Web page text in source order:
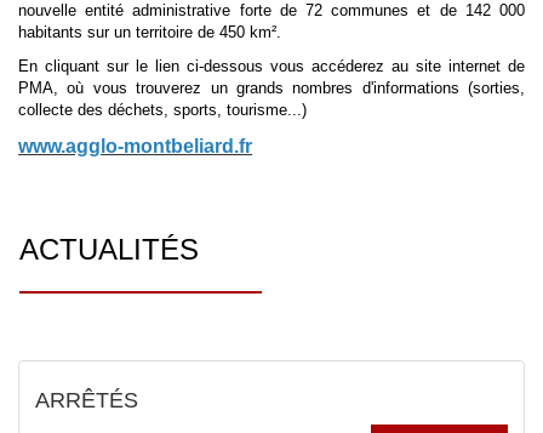
nouvelle entité administrative forte de 72 communes et de 142 000
habitants sur un territoire de 450 km².
En cliquant sur le lien ci-dessous vous accéderez au site internet de
PMA, où vous trouverez un grands nombres d'informations (sorties,
collecte des déchets, sports, tourisme...)
www.agglo-montbeliard.fr
ACTUALITÉS
ARRÊTÉS